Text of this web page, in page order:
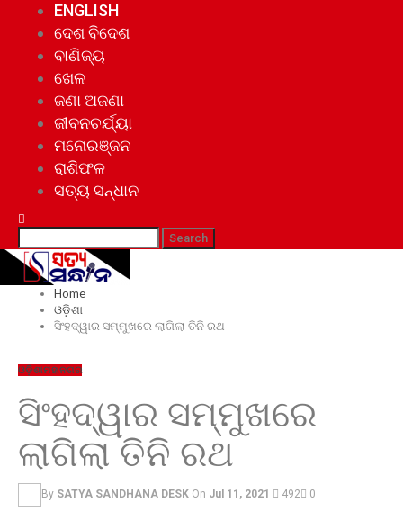
ENGLISH
ଦେଶ ବିଦେଶ
ବାଣିଜ୍ୟ
ଖେଳ
ଜଣା ଅଜଣା
ଜୀବନଚର୍ଯ୍ୟା
ମନୋରଞ୍ଜନ
ରାଶିଫଳ
ସତ୍ୟ ସନ୍ଧାନ
Home
ଓଡ଼ିଶା
ସିଂହଦ୍ୱାର ସମ୍ମୁଖରେ ଲାଗିଲା ତିନି ରଥ
ଓଡ଼ିଶାମହାନଗର
ସିଂହଦ୍ୱାର ସମ୍ମୁଖରେ
ଲାଗିଲା ତିନି ରଥ
By SATYA SANDHANA DESK On Jul 11, 2021 492 0